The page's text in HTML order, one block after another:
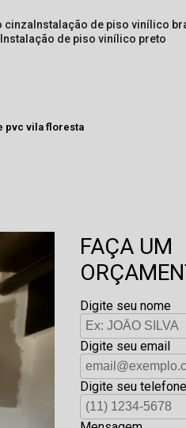
cinza instalação de piso vinílico
instalação de piso vinílico preto
pvc vila floresta
FAÇA UM
Digite seu nome
Digite seu email
Digite seu telefone